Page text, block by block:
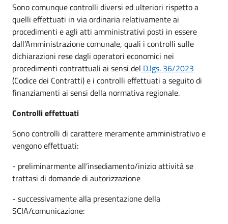
Sono comunque controlli diversi ed ulteriori rispetto a
quelli effettuati in via ordinaria relativamente ai
procedimenti e agli atti amministrativi posti in essere
dall’Amministrazione comunale, quali i controlli sulle
dichiarazioni rese dagli operatori economici nei
procedimenti contrattuali ai sensi del D.lgs. 36/2023
(Codice dei Contratti) e i controlli effettuati a seguito di
finanziamenti ai sensi della normativa regionale.
Controlli effettuati
Sono controlli di carattere meramente amministrativo e
vengono effettuati:
- preliminarmente all’insediamento/inizio attività se
trattasi di domande di autorizzazione
- successivamente alla presentazione della
SCIA/comunicazione: